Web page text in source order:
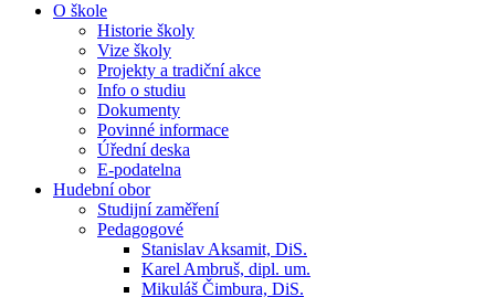
O škole
Historie školy
Vize školy
Projekty a tradiční akce
Info o studiu
Dokumenty
Povinné informace
Úřední deska
E-podatelna
Hudební obor
Studijní zaměření
Pedagogové
Stanislav Aksamit, DiS.
Karel Ambruš, dipl. um.
Mikuláš Čimbura, DiS.